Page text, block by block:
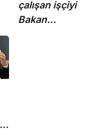
çalışan işçiyi
Bakan